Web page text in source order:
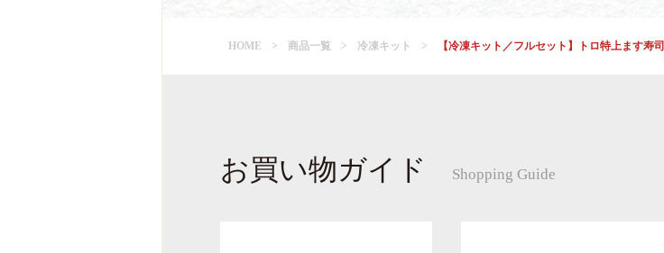
HOME 商品一覧 冷凍キット 【冷凍キット／フルセット】トロ特上ます寿司
お買い物ガイド Shopping Guide